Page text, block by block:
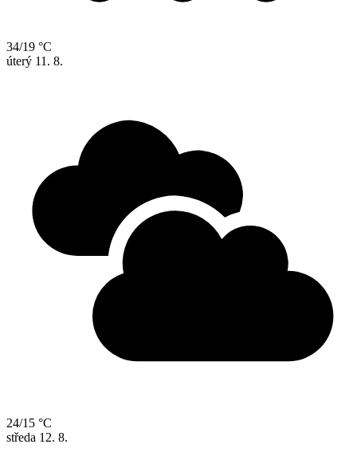
34/19 °C
úterý 11. 8.
24/15 °C
středa 12. 8.